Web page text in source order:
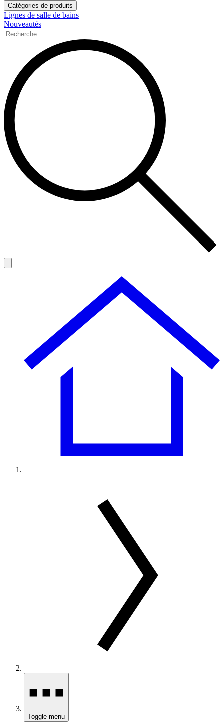
Catégories de produits
Lignes de salle de bains
Nouveautés
Toggle menu